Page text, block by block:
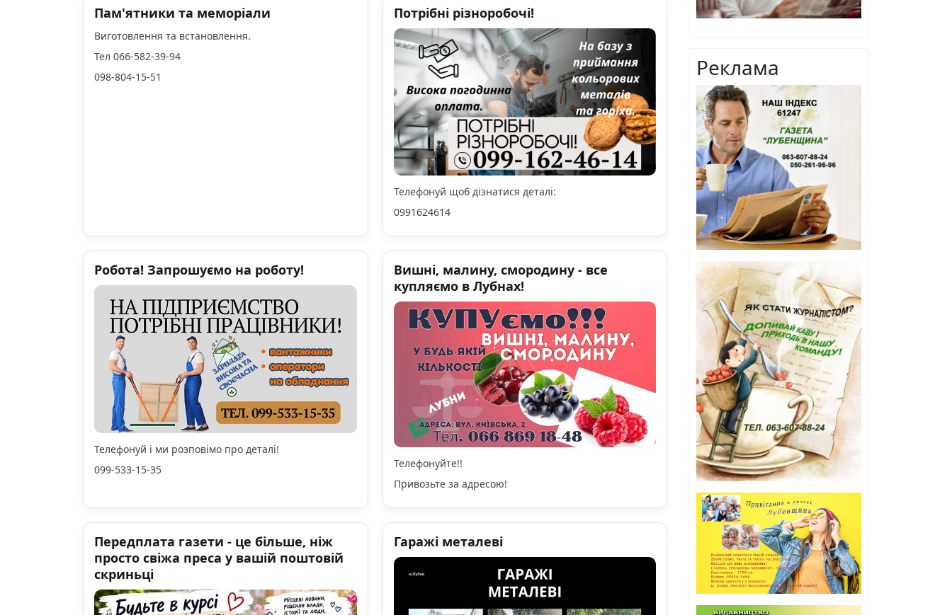
Пам'ятники та меморіали
Виготовлення та встановлення.
Тел 066-582-39-94
098-804-15-51
Потрібні різноробочі!
Телефонуй щоб дізнатися деталі:
0991624614
Робота! Запрошуємо на роботу!
Телефонуй і ми розповімо про деталі!
099-533-15-35
Вишні, малину, смородину - все
купляємо в Лубнах!
Телефонуйте!!
Привозьте за адресою!
Передплата газети - це більше, ніж
просто свіжа преса у вашій поштовій
скриньці
Гаражі металеві
Реклама